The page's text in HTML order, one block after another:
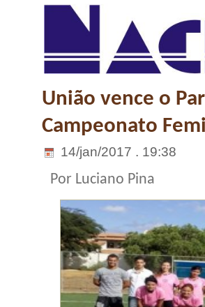
União vence o
Campeonato
14/jan/2017 . 19:38
Por Luciano Pina